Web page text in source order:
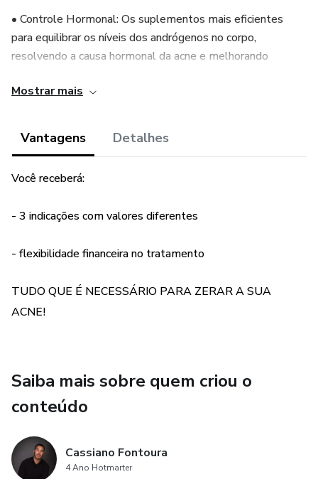
• Controle Hormonal: Os suplementos mais eficientes
para equilibrar os níveis dos andrógenos no corpo,
resolvendo a causa hormonal da acne e melhorando
as acnes.
• Melhor saúde da Pele: Os suplementos mais eficientes
afetadas pelas lesões de acnes.
• Combate às Acnes: Combinação de nutrientes
• Auxílio no Metabolismo: Suplementos que impulsionam
Não permita que as acnes prejudiquem a sua autoconfiança.
Recupere a sua autoestima com uma pele suave e sem
Mostrar mais
Vantagens Detalhes
Você receberá:
- 3 indicações com valores diferentes
- flexibilidade financeira no tratamento
TUDO QUE É NECESSÁRIO PARA ZERAR A SUA
ACNE!
Saiba mais sobre quem criou o
conteúdo
Cassiano Fontoura
4 Ano Hotmarter